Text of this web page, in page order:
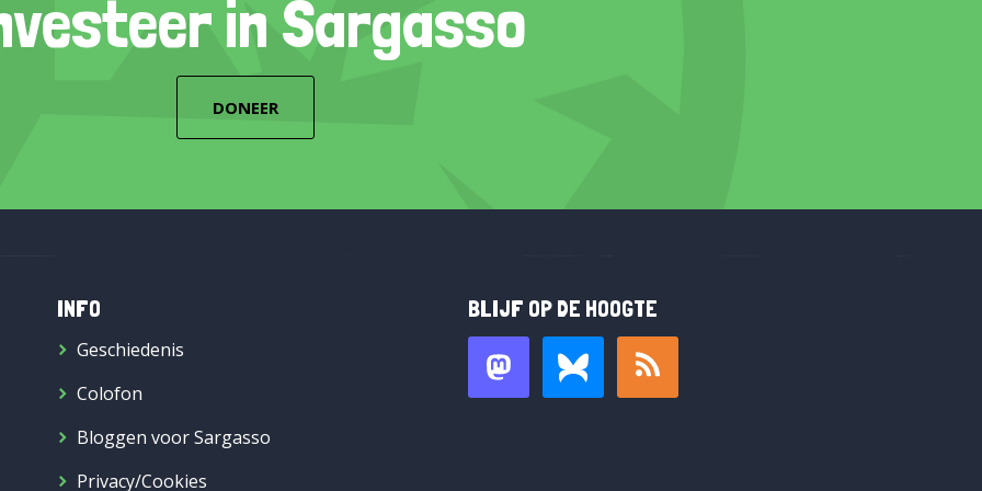
in Sargasso
DONEER
INFO
Geschiedenis
Colofon
Bloggen voor Sargasso
Privacy/Cookies
BLIJF OP DE HOOGTE